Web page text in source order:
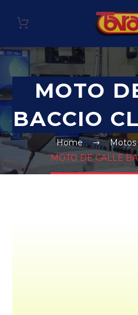
MOTO
BACCIO
Home Motos
MOTO DE CALLE